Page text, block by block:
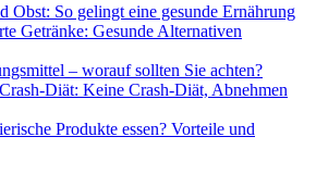
Obst: So gelingt eine gesunde Ernährung
Getränke: Gesunde Alternativen
– worauf sollten Sie achten?
Diät: Keine Crash-Diät, Abnehmen
Produkte essen? Vorteile und